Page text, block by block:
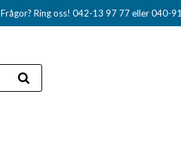
Frågor? Ring oss! 042-13 97 77 eller 040-